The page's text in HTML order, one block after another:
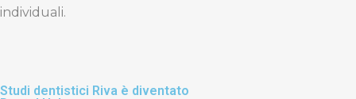
individuali.
Studi dentistici Riva è diventato